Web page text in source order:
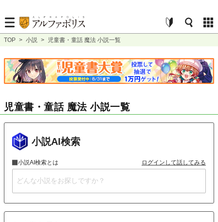
TOP > 小説 > 児童書・童話 魔法 小説一覧
児童書・童話 魔法 小説一覧
小説AI検索
小説AI検索とは ログインして話してみる